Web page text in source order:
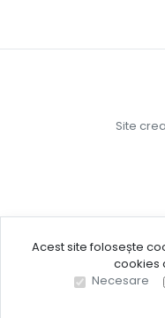
Site
Acest site folosește
cookies
Necesare